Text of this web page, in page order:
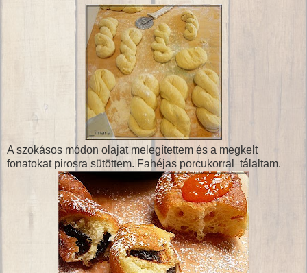
A szokásos módon olajat melegítettem és a megkelt
fonatokat pirosra sütöttem. Fahéjas porcukorral tálaltam.